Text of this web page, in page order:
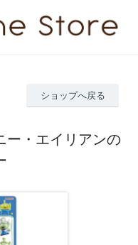
ショップへ戻る
ー・エイリアンの